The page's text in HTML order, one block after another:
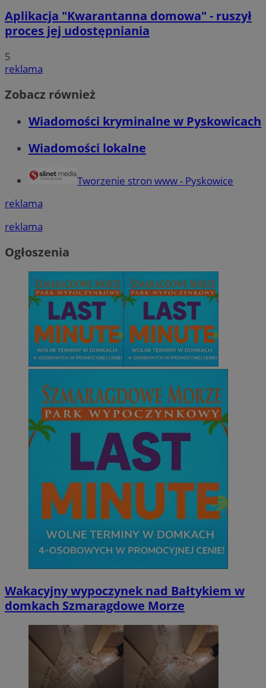
Aplikacja "Kwarantanna domowa" - ruszył
proces jej udostępniania
5
reklama
Zobacz również
Wiadomości kryminalne w Pyskowicach
Wiadomości lokalne
Tworzenie stron www - Pyskowice
reklama
reklama
Ogłoszenia
Wakacyjny wypoczynek nad Bałtykiem w
domkach Szmaragdowe Morze